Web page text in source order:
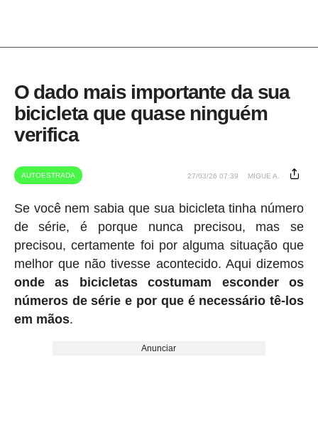
O dado mais importante da sua
bicicleta que quase ninguém
verifica
AUTOESTRADA 27/03/26 07:39 MIGUE A.
Se você nem sabia que sua bicicleta tinha número
de série, é porque nunca precisou, mas se
precisou, certamente foi por alguma situação que
melhor que não tivesse acontecido. Aqui dizemos
onde as bicicletas costumam esconder os
números de série e por que é necessário tê-los
em mãos.
Anunciar